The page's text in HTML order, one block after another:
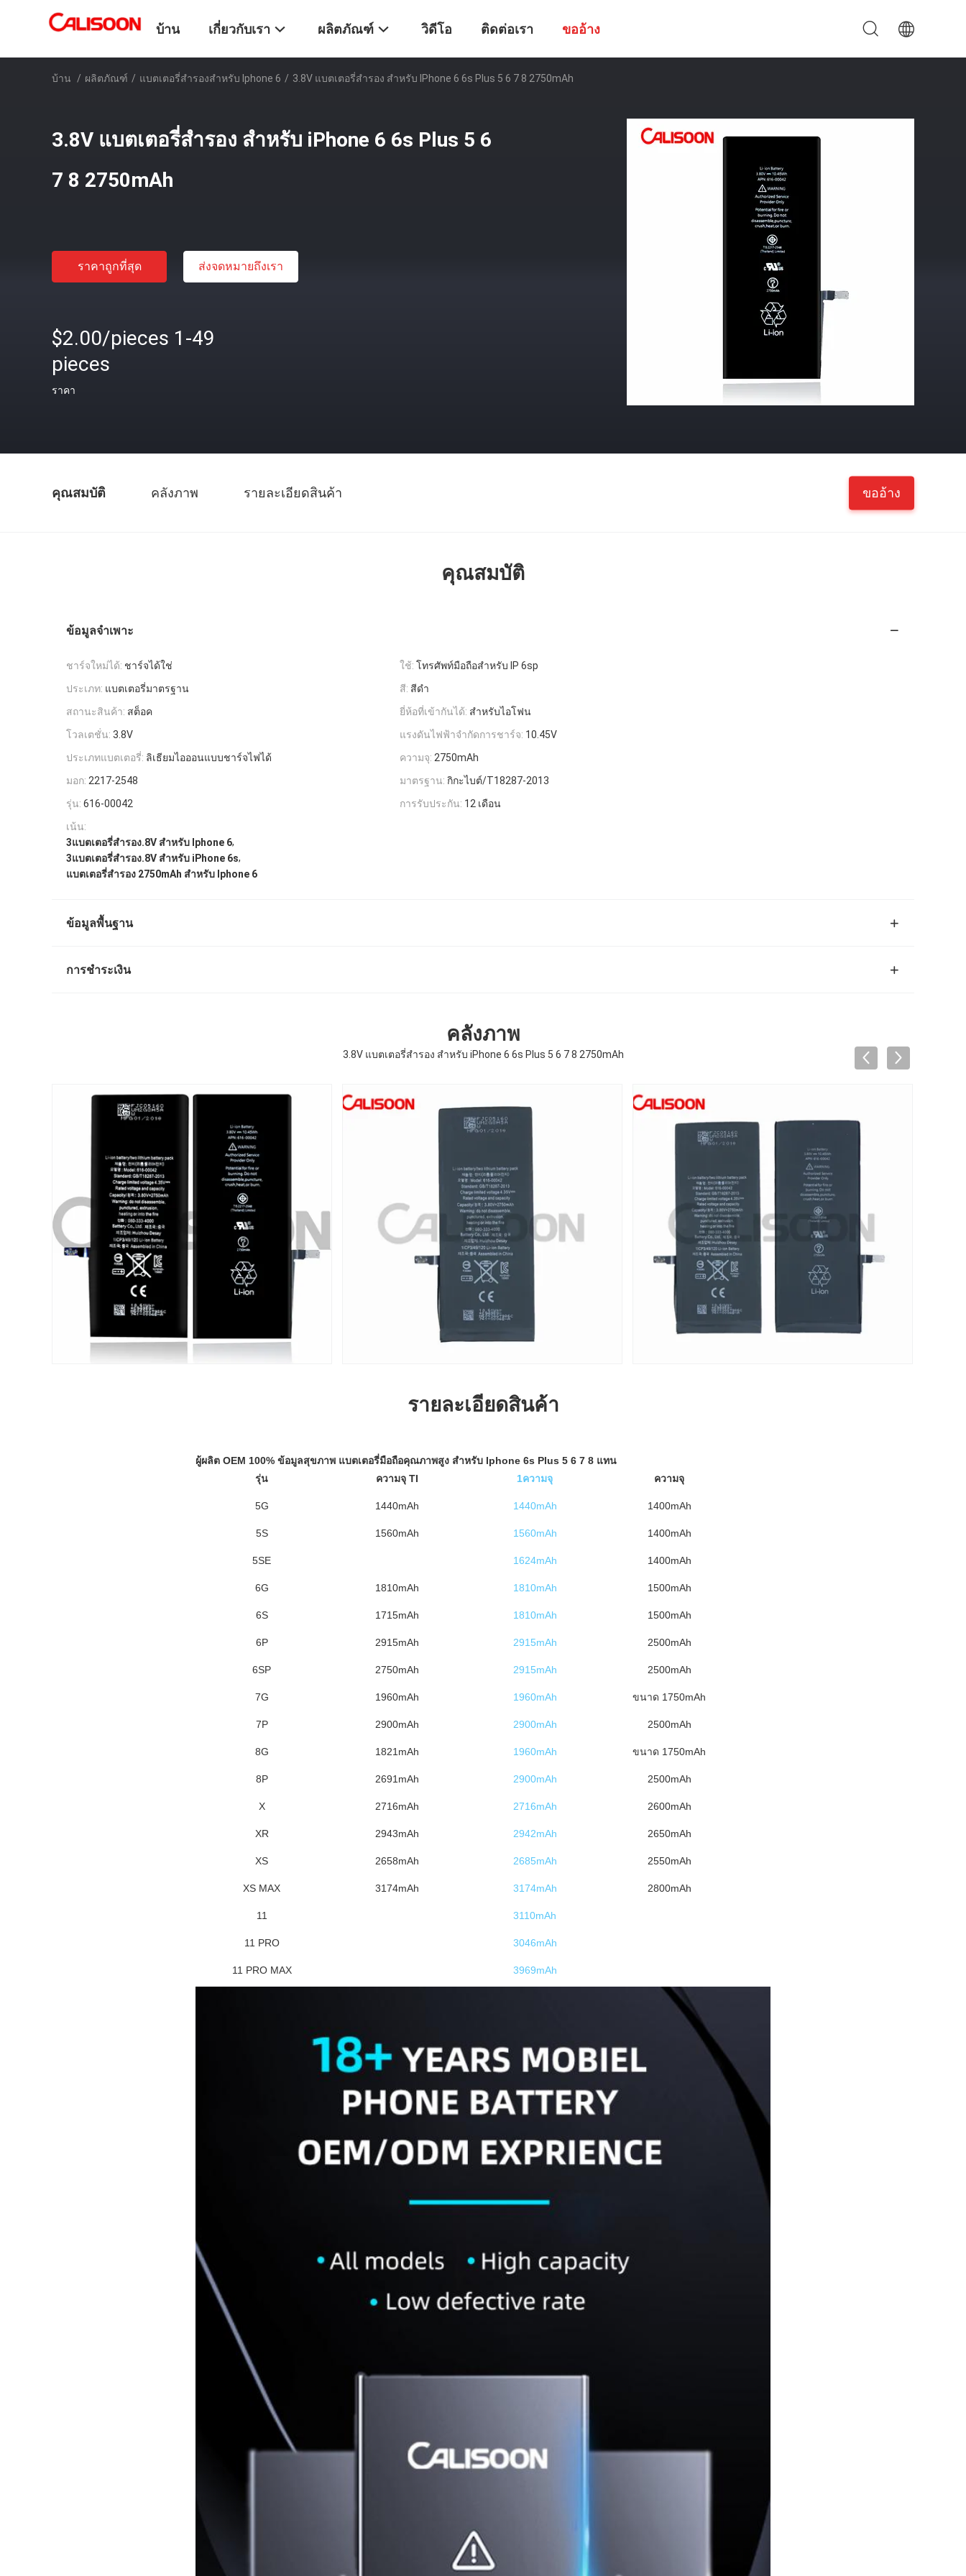
บ้าน เกี่ยวกับเรา ผลิตภัณฑ์ วิดีโอ ติดต่อเรา ขออ้าง
บ้าน / ผลิตภัณฑ์ / แบตเตอรี่สํารองสําหรับ Iphone 6 / 3.8V แบตเตอรี่สํารอง สําหรับ IPhone 6 6s Plus 5 6 7 8 2750mAh
3.8V แบตเตอรี่สํารอง สําหรับ iPhone 6 6s Plus 5 6
7 8 2750mAh
ราคาถูกที่สุด ส่งจดหมายถึงเรา
$2.00/pieces 1-49
pieces
ราคา
คุณสมบัติ คลังภาพ รายละเอียดสินค้า ขออ้าง
คุณสมบัติ
ข้อมูลจำเพาะ
ชาร์จใหม่ได้: ชาร์จได้ใช่ ใช้: โทรศัพท์มือถือสำหรับ IP 6sp
ประเภท: แบตเตอรี่มาตรฐาน สี: สีดํา
สถานะสินค้า: สต็อค ยี่ห้อที่เข้ากันได้: สำหรับไอโฟน
โวลเตชั่น: 3.8V แรงดันไฟฟ้าจำกัดการชาร์จ: 10.45V
ประเภทแบตเตอรี่: ลิเธียมไอออนแบบชาร์จไฟได้ ความจุ: 2750mAh
มอก: 2217-2548 มาตรฐาน: กิกะไบต์/T18287-2013
รุ่น: 616-00042 การรับประกัน: 12 เดือน
เน้น:
3แบตเตอรี่สํารอง.8V สําหรับ Iphone 6,
3แบตเตอรี่สํารอง.8V สําหรับ iPhone 6s,
แบตเตอรี่สํารอง 2750mAh สําหรับ Iphone 6
ข้อมูลพื้นฐาน
การชำระเงิน
คลังภาพ
3.8V แบตเตอรี่สํารอง สําหรับ iPhone 6 6s Plus 5 6 7 8 2750mAh
รายละเอียดสินค้า
ผู้ผลิต OEM 100% ข้อมูลสุขภาพ แบตเตอรี่มือถือคุณภาพสูง สําหรับ Iphone 6s Plus 5 6 7 8 แทน
รุ่น
ความจุ TI 1ความจุ ความจุ
5G 1440mAh 1440mAh 1400mAh
5S 1560mAh 1560mAh 1400mAh
5SE 1624mAh 1400mAh
6G 1810mAh 1810mAh 1500mAh
6S 1715mAh 1810mAh 1500mAh
6P 2915mAh 2915mAh 2500mAh
6SP 2750mAh 2915mAh 2500mAh
7G 1960mAh 1960mAh ขนาด 1750mAh
7P 2900mAh 2900mAh 2500mAh
8G 1821mAh 1960mAh ขนาด 1750mAh
8P 2691mAh 2900mAh 2500mAh
X 2716mAh 2716mAh 2600mAh
XR 2943mAh 2942mAh 2650mAh
XS 2658mAh 2685mAh 2550mAh
XS MAX 3174mAh 3174mAh 2800mAh
11 3110mAh
11 PRO 3046mAh
11 PRO MAX 3969mAh